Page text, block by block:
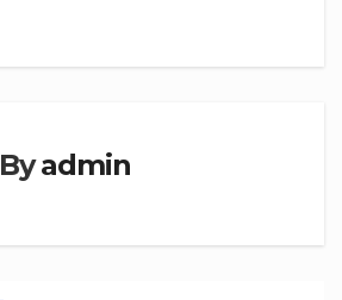
Byadmin